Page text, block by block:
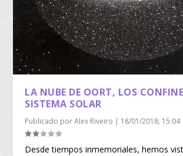
LA NUBE DE OORT, LOS
SISTEMA SOLAR
Publicado porAlex Riveiro | 18/01/2018; 15:04
Desde tiempos inmemoriales, hemos